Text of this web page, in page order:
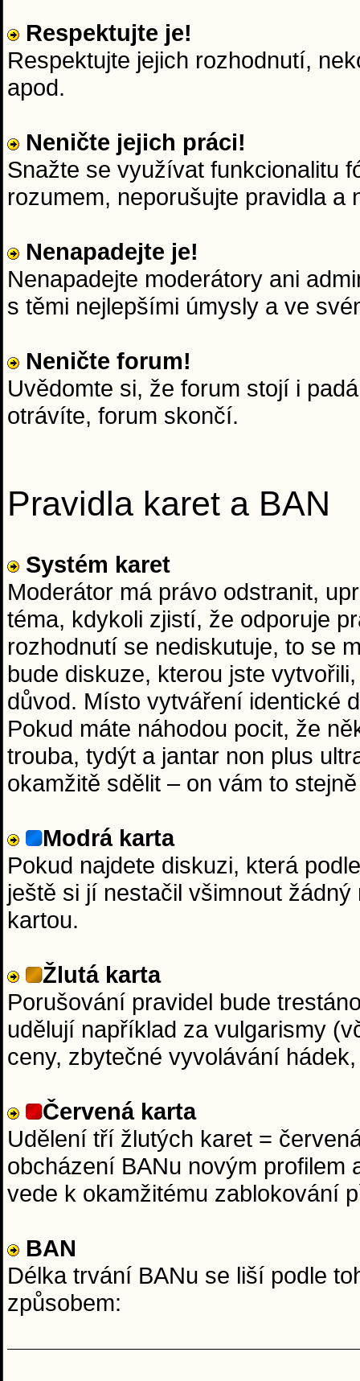
Respektujte je!
Respektujte jejich rozhodnutí,
apod.
Neničte jejich práci!
Snažte se využívat funkcionalitu
rozumem, neporušujte pravidla a
Nenapadejte je!
Nenapadejte moderátory ani
s těmi nejlepšími úmysly a ve
Neničte forum!
Uvědomte si, že forum stojí i
otrávíte, forum skončí.
Pravidla karet a BAN
Systém karet
Moderátor má právo odstranit,
téma, kdykoli zjistí, že odporuje
rozhodnutí se nediskutuje, to se
bude diskuze, kterou jste
důvod. Místo vytváření identické
Pokud máte náhodou pocit, že
trouba, tydýt a jantar non plus
okamžitě sdělit – on vám to
Modrá karta
Pokud najdete diskuzi, která
ještě si jí nestačil všimnout
kartou.
Žlutá karta
Porušování pravidel bude
udělují například za vulgarismy
ceny, zbytečné vyvolávání
Červená karta
Udělení tří žlutých karet =
obcházení BANu novým
vede k okamžitému zablokování
BAN
Délka trvání BANu se liší podle
způsobem: